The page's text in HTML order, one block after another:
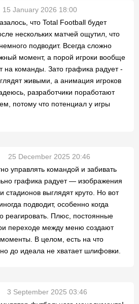
15 January 2026 18:00
что Total Football будет
нескольких матчей ощутил, что
подводит. Всегда сложно
момент, а порой игроки вообще
на команды. Зато графика радует -
живыми, а анимация игроков
разработчики поработают
потому что потенциал у игры
25 December 2025 20:46
управлять командой и забивать
графика радует — изображения
стадионов выглядят круто. Но вот
подводит, особенно когда
реагировать. Плюс, постоянные
переходе между меню создают
В целом, есть на что
до идеала не хватает шлифовки.
3 September 2025 03:46